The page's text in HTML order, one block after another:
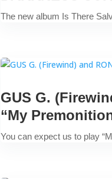
The new album Is There
GUS G.
“My
You can expect us to play